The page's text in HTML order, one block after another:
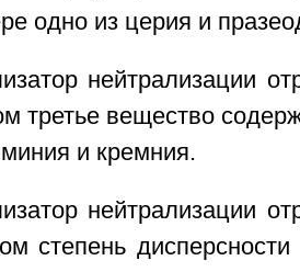
одно из церия и
нейтрализации
третье вещество
и кремния.
нейтрализации
степень